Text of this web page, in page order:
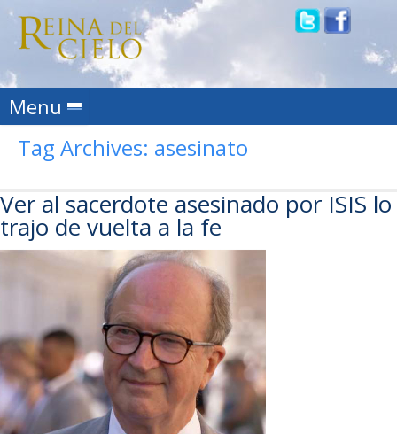
Menu Skip to content
Tag Archives: asesinato
Ver al sacerdote asesinado por ISIS lo
trajo de vuelta a la fe